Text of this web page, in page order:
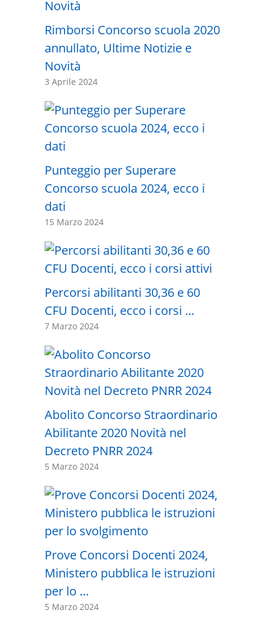
Rimborsi Concorso scuola 2020
annullato, Ultime Notizie e
Novità
3 Aprile 2024
Punteggio per Superare
Concorso scuola 2024, ecco i
dati
15 Marzo 2024
Percorsi abilitanti 30,36 e 60
CFU Docenti, ecco i corsi …
7 Marzo 2024
Abolito Concorso Straordinario
Abilitante 2020 Novità nel
Decreto PNRR 2024
5 Marzo 2024
Prove Concorsi Docenti 2024,
Ministero pubblica le istruzioni
per lo …
5 Marzo 2024